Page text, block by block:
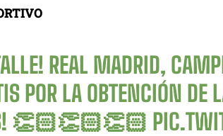
REAL MADRID,
POR LA OBTENCIÓN DE
👏🏻👏🏻👏🏻